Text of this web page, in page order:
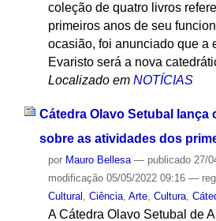
coleção de quatro livros
primeiros anos de seu
ocasião, foi anunciado que a
Evaristo será a nova
Localizado em NOTÍCIAS
Cátedra Olavo Setubal lança
sobre as atividades dos
por Mauro Bellesa — publicado27/
modificação05/05/2022 09:16 —
Cultural Ciência, Arte, Cultura,
A Cátedra Olavo Setubal de